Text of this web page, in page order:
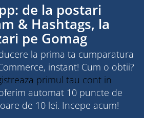
de la postari
& Hashtags, la
pe Gomag
la prima ta cumparatura
instant! Cum o obtii?
primul tau cont in
automat 10 puncte de
de 10 lei. Incepe acum!